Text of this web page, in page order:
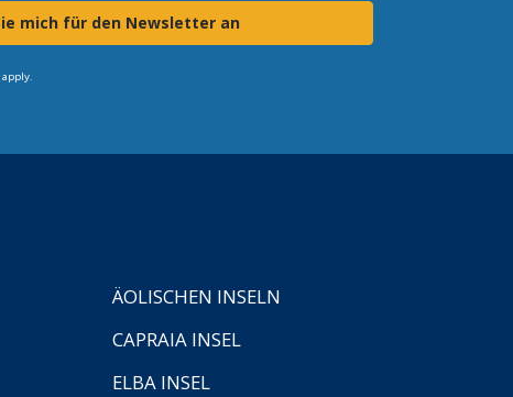
mich für den Newsletter an
ÄOLISCHEN INSELN
CAPRAIA INSEL
ELBA INSEL